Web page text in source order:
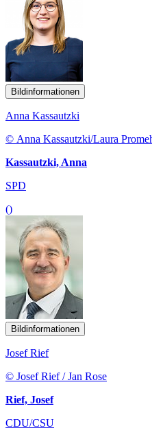
Bildinformationen
Anna Kassautzki
© Anna Kassautzki/Laura
Kassautzki, Anna
SPD
()
Bildinformationen
Josef Rief
© Josef Rief / Jan Rose
Rief, Josef
CDU/CSU